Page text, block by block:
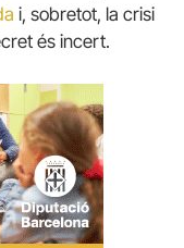
i, sobretot, la crisi
és incert.